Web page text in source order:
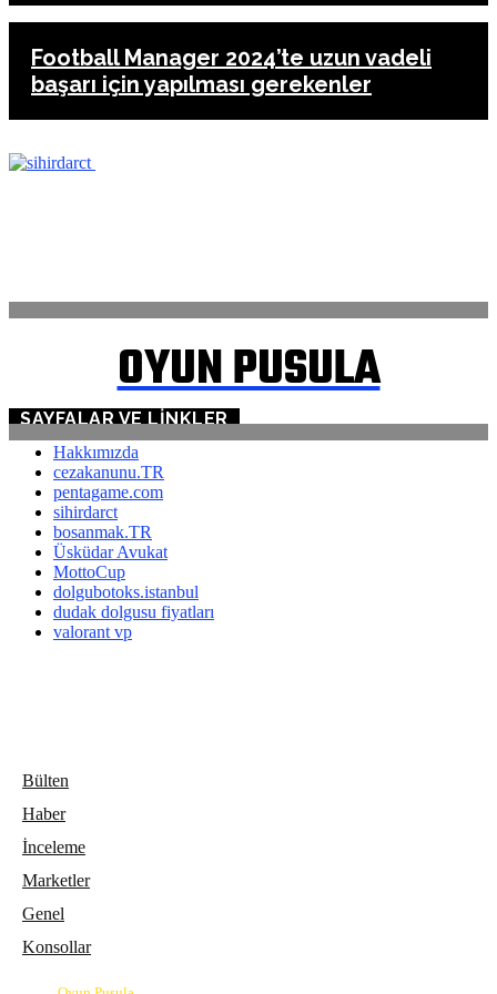
Football Manager 2024’te uzun vadeli
başarı için yapılması gerekenler
OYUN PUSULA
SAYFALAR VE LINKLER
Hakkımızda
cezakanunu.TR
pentagame.com
sihirdarct
bosanmak.TR
Üsküdar Avukat
MottoCup
dolgubotoks.istanbul
dudak dolgusu fiyatları
valorant vp
Bülten
Haber
İnceleme
Marketler
Genel
Konsollar